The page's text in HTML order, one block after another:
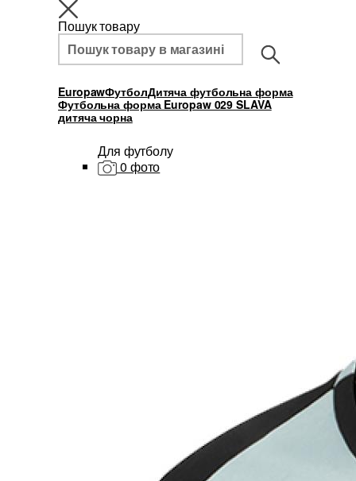
Пошук товару
EuropawФутболДитяча футбольна форма
Футбольна форма Europaw 029 SLAVA
дитяча чорна
Для футболу
0 фото